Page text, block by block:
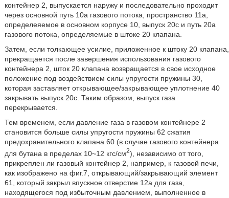
контейнер 2, выпускается наружу и последовательно проходит
через основной путь 10а газового потока, пространство 11а,
определеяемое в основном корпусе 10, выпуск 20с и путь 20а
газового потока, определяемые в штоке 20 клапана.
Затем, если толкающее усилие, приложенное к штоку 20 клапана,
прекращается после завершения использования газового
контейнера 2, шток 20 клапана возвращается в свое исходное
положение под воздействием силы упругости пружины 30,
которая заставляет открывающее/закрывающее уплотнение 40
закрывать выпуск 20с. Таким образом, выпуск газа
перекрывается.
Тем временем, если давление газа в газовом контейнере 2
становится больше силы упругости пружины 62 сжатия
предохранительного клапана 60 (в случае газового контейнера
для бутана в пределах 10~12 кгс/см2), независимо от того,
прикреплен ли газовый контейнер 2, например, к газовой печи,
как изображено на фиг.7, открывающий/закрывающий элемент
61, который закрыл впускное отверстие 12а для газа,
находящегося под избыточным давлением, выполненное в